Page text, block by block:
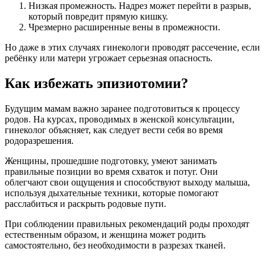
Низкая промежность. Надрез может перейти в разрыв,
который повредит прямую кишку.
Чрезмерно расширенные вены в промежности.
Но даже в этих случаях гинекологи проводят рассечение, если
ребёнку или матери угрожает серьезная опасность.
Как избежать эпизиотомии?
Будущим мамам важно заранее подготовиться к процессу
родов. На курсах, проводимых в женской консультации,
гинеколог объясняет, как следует вести себя во время
родоразрешения.
Женщины, прошедшие подготовку, умеют занимать
правильные позиции во время схваток и потуг. Они
облегчают свои ощущения и способствуют выходу малыша,
используя дыхательные техники, которые помогают
расслабиться и раскрыть родовые пути.
При соблюдении правильных рекомендаций роды проходят
естественным образом, и женщина может родить
самостоятельно, без необходимости в разрезах тканей.